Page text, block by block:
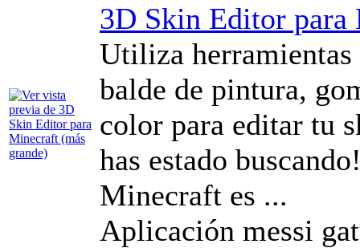
3D Skin Editor para
Utiliza herramientas
balde de pintura,
color para editar tu
has estado
Minecraft es ...
Aplicación messi